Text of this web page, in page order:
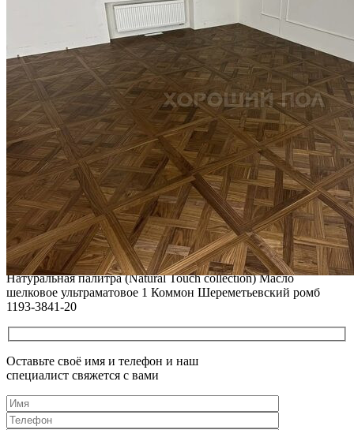
ВИДЕО-ИНСТРУКЦИЯ: Реставрация царапин. Полы,
покрытые маслом и твердым воском. Системы для локального
ремонта и восстановления
Читать полностью
02.02.2026
ПОЛЫ, ПОКРЫТЫЕ МАСЛОМ. РЕСТАВРАЦИЯ
НЕБОЛЬШИХ ПОТЕРТОСТЕЙ
Читать полностью
12.01.2026
РЕСТАВРАЦИЯ НЕБОЛЬШИХ ВМЯТИН НА ПАРКЕТЕ.
ПОЛЫ, ПОКРЫТЫЕ МАСЛОМ И ТВЕРДЫМ ВОСКОМ
Читать полностью
12.01.2026
Все новости о Coswick
Мозаичный паркет COSWICK Дуб Соломенный (Straw)
Натуральная палитра (Natural Touch collection) Масло
шелковое ультраматовое 1 Коммон Шереметьевский ромб
1193-3841-20
Оставьте своё имя и телефон и наш
специалист свяжется с вами